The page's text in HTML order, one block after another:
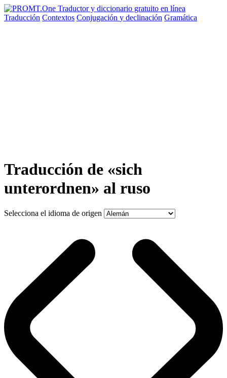
Traducción Contextos Conjugación y declinación Gramática
Traducción de «sich
unterordnen» al ruso
Selecciona el idioma de origen